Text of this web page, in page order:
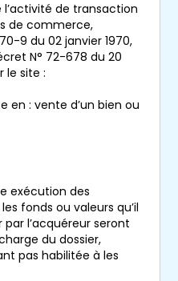
de transaction
de commerce,
9 du 02 janvier 1970,
N° 72-678 du 20
le site :
en : vente d’un bien ou
exécution des
fonds ou valeurs qu’il
par l’acquéreur seront
du dossier,
pas habilitée à les